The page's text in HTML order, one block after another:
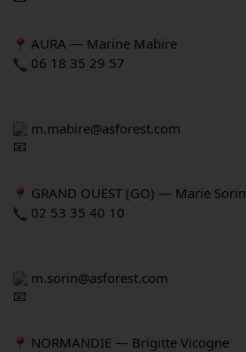
AURA — Marine Mabire
06 18 35 29 57
m.mabire@asforest.com
GRAND OUEST (GO) — Marie Sorin
02 53 35 40 10
m.sorin@asforest.com
NORMANDIE — Brigitte Vicogne